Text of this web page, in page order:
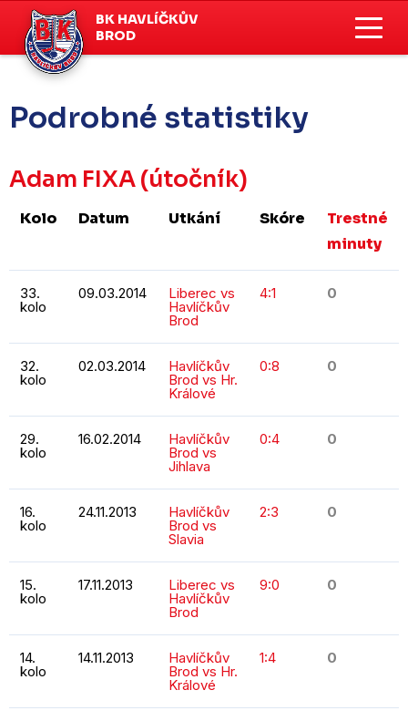
BK HAVLÍČKŮV
BROD
Podrobné statistiky
Adam FIXA(útočník)
Kolo Datum Utkání Skóre
Trestné
minuty
33.
kolo
09.03.2014 Liberec vs
Havlíčkův
Brod
4:1 0
32.
kolo
02.03.2014 Havlíčkův
Brod vs Hr.
Králové
0:8 0
29.
kolo
16.02.2014 Havlíčkův
Brod vs
Jihlava
0:4 0
16.
kolo
24.11.2013 Havlíčkův
Brod vs
Slavia
2:3 0
15.
kolo
17.11.2013 Liberec vs
Havlíčkův
Brod
9:0 0
14.
kolo
14.11.2013 Havlíčkův
Brod vs Hr.
Králové
1:4 0